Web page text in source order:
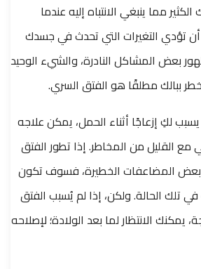
مما ينبغي الانتباه إليه عندما
أن تؤدي التغيرات التي تحدث في جسدك
بعض المشاكل النادرة، والشيء الوحيد
ببالك مطلقًا هو الفتق السري.
لكِ إزعاجًا أثناء الحمل، يمكن علاجه
مع القليل من المخاطر.إذا تطور الفتق
المضاعفات الخطيرة، فسوف تكون
في تلك الحالة. ولكن، إذا لم يُسبب الفتق
الانتظار لما بعد الولادة؛ لإصلاحه